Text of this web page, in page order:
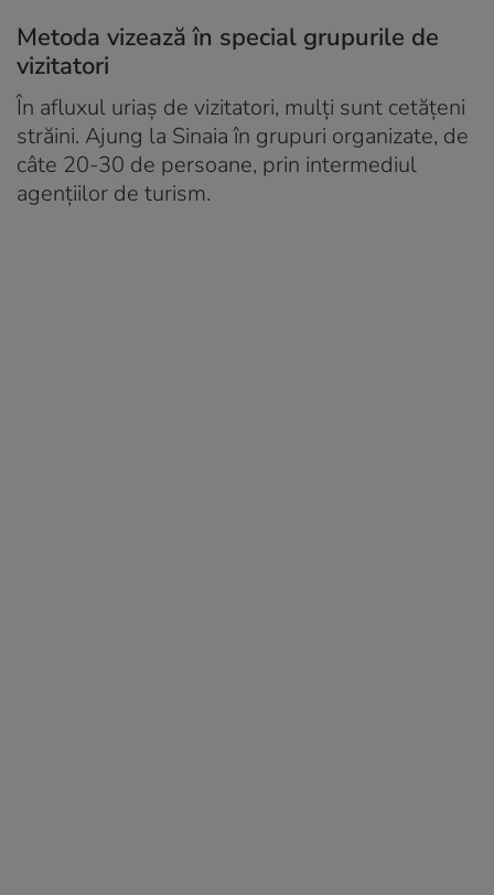
Metoda vizează în special grupurile de
vizitatori
În afluxul uriaș de vizitatori, mulți sunt cetățeni
străini. Ajung la Sinaia în grupuri organizate, de
câte 20-30 de persoane, prin intermediul
agențiilor de turism.